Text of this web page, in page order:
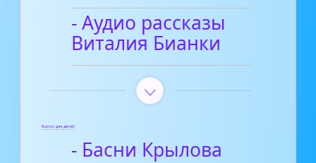
- Аудио рассказы
Виталия Бианки
Басни для детей
- Басни Крылова